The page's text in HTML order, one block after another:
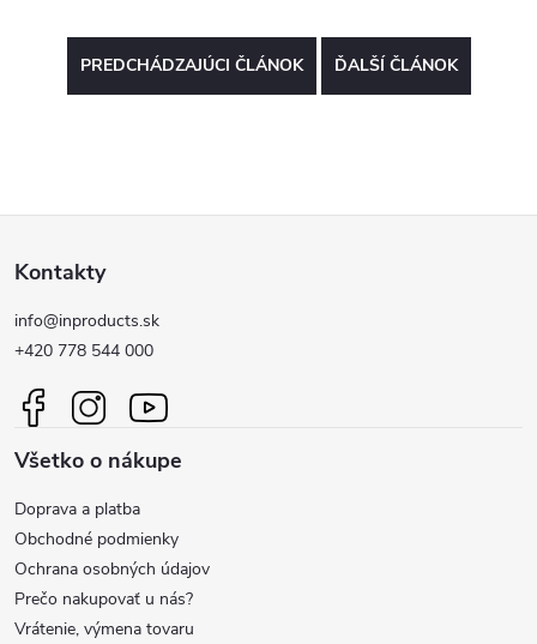
PREDCHÁDZAJÚCI ČLÁNOK ĎALŠÍ ČLÁNOK
á
p
ä
e
Kontakty
info@inproducts.sk
+420 778 544 000
Všetko o nákupe
Doprava a platba
Obchodné podmienky
Ochrana osobných údajov
Prečo nakupovať u nás?
Vrátenie, výmena tovaru